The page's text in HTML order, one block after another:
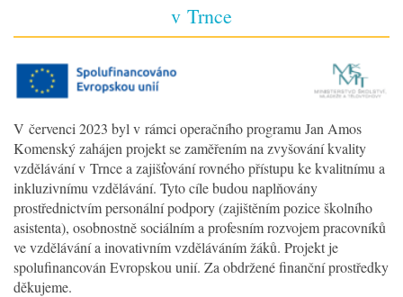
v Trnce
V červenci 2023 byl v rámci operačního programu Jan Amos
Komenský zahájen projekt se zaměřením na zvyšování kvality
vzdělávání v Trnce a zajišťování rovného přístupu ke kvalitnímu a
inkluzivnímu vzdělávání. Tyto cíle budou naplňovány
prostřednictvím personální podpory (zajištěním pozice školního
asistenta), osobnostně sociálním a profesním rozvojem pracovníků
ve vzdělávání a inovativním vzděláváním žáků. Projekt je
spolufinancován Evropskou unií. Za obdržené finanční prostředky
děkujeme.